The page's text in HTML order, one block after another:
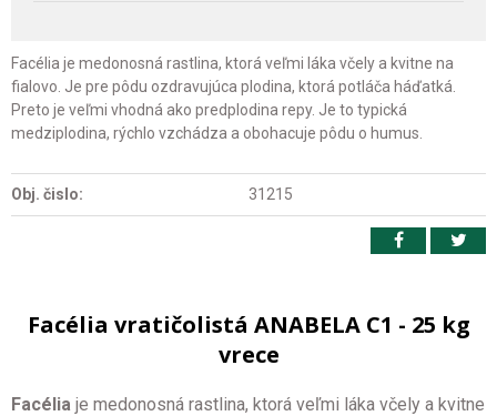
Facélia je medonosná rastlina, ktorá veľmi láka včely a kvitne na
fialovo. Je pre pôdu ozdravujúca plodina, ktorá potláča háďatká.
Preto je veľmi vhodná ako predplodina repy. Je to typická
medziplodina, rýchlo vzchádza a obohacuje pôdu o humus.
Obj. čislo: 31215
Facélia vratičolistá ANABELA C1 - 25 kg
vrece
Facélia je medonosná rastlina, ktorá veľmi láka včely a kvitne